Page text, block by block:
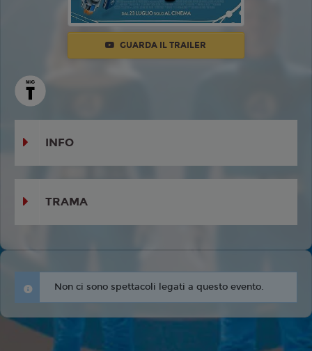
GUARDA IL TRAILER
INFO
TRAMA
Non ci sono spettacoli legati a questo evento.